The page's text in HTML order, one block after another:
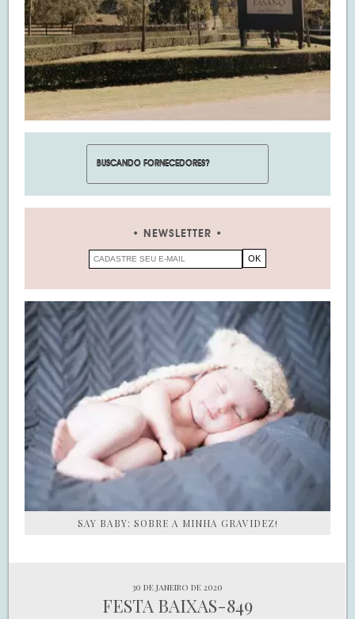
NEWSLETTER
SAY BABY: SOBRE A MINHA GRAVIDEZ!
30 de janeiro de 2020
FESTA BAIXAS-849